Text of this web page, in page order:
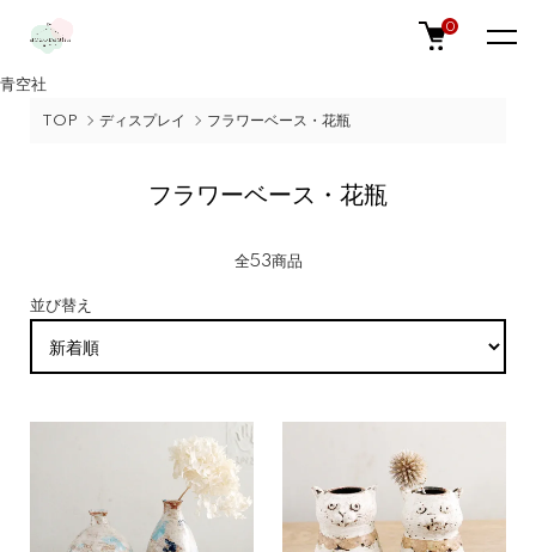
青空社
0
TOP ディスプレイ フラワーベース・花瓶
フラワーベース・花瓶
全53商品
並び替え